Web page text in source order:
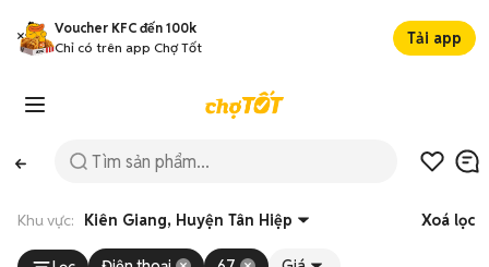
Voucher KFC đến 100k
Chỉ có trên app Chợ Tốt
Tải app
Khu vực: Kiên Giang, Huyện Tân Hiệp Xoá lọc